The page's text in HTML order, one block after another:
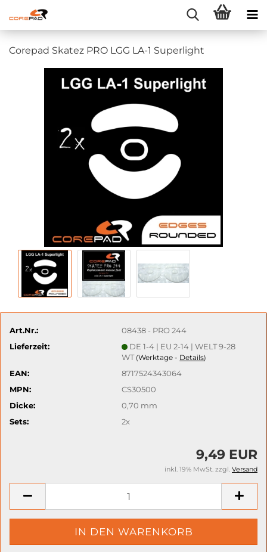
Corepad Skatez PRO LGG LA-1 Superlight
Art.Nr.:
08438 - PRO 244
Lieferzeit:
DE 1-4 | EU 2-14 | WELT 9-28
WT (Werktage - Details)
EAN:
8717524343064
MPN:
CS30500
Dicke:
0,70 mm
Sets:
2x
9,49 EUR
inkl. 19% MwSt. zzgl. Versand